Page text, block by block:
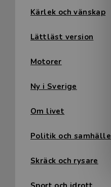
Kärlek och vänskap
Lättläst version
Motorer
Ny i Sverige
Om livet
Politik och samhälle
Skräck och rysare